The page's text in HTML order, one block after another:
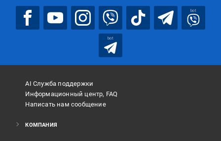
bot
bot
AI Служба поддержки
Информационный центр, FAQ
Написать нам сообщение
КОМПАНИЯ